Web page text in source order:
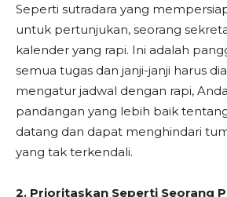
Seperti sutradara yang
untuk pertunjukan, seorang
kalender yang rapi. Ini adalah
semua tugas dan janji-janji harus
mengatur jadwal dengan rapi,
pandangan yang lebih baik
datang dan dapat menghindari
yang tak terkendali.
2. Prioritaskan Seperti Seorang